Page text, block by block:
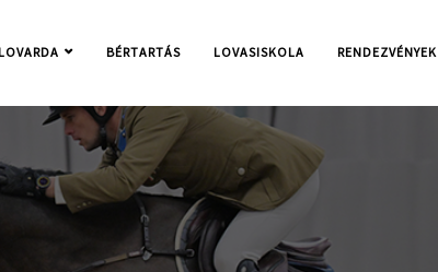
BÉRTARTÁS LOVASISKOLA RENDEZVÉNYEK